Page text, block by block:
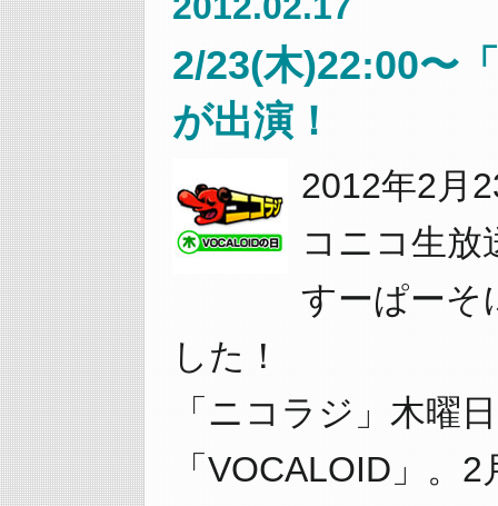
2/23(木)22:00〜
が出演！
2012年2月
コニコ生放
すーぱーそ
した！
「ニコラジ」木曜
「VOCALOID」。